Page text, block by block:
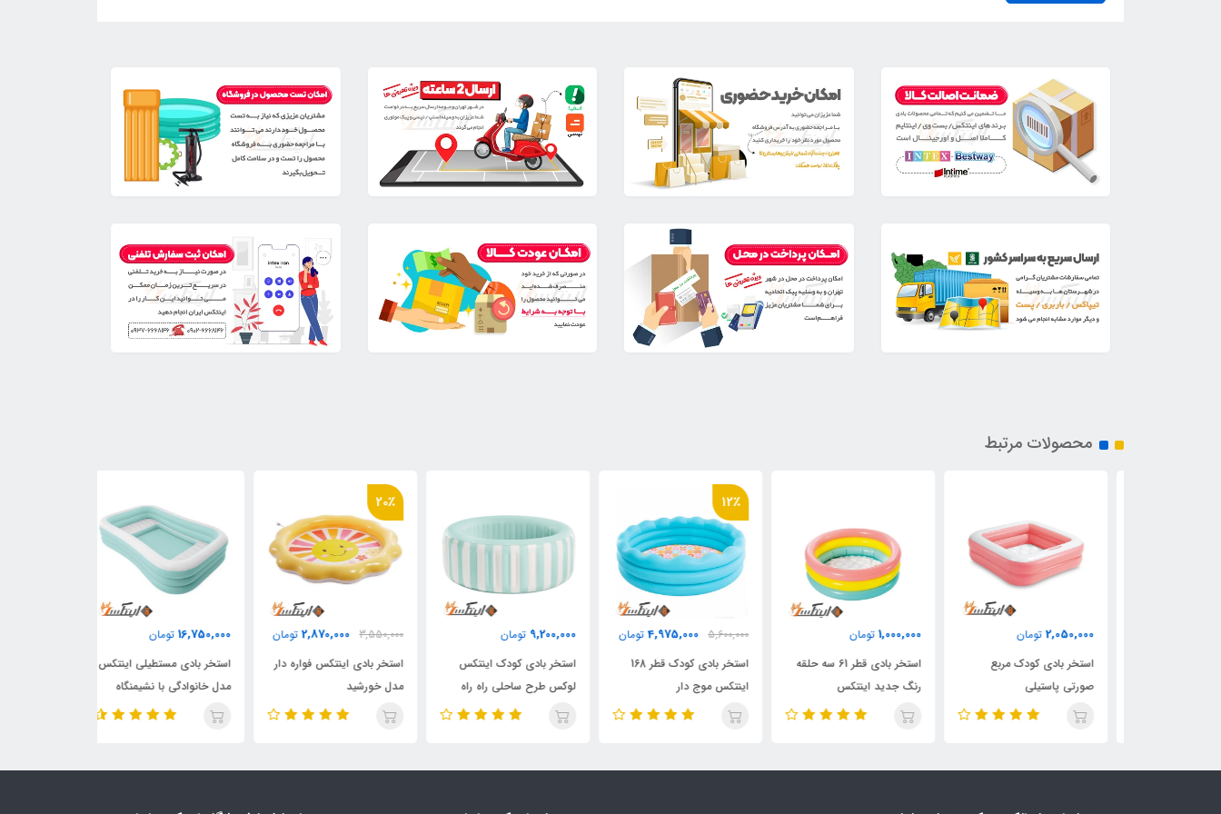
محصولات مرتبط
2,050,000 تومان
استخر بادی کودک مربع
صورتی پاستیلی
1,000,000 تومان
استخر بادی قطر 61 سه حلقه
رنگ جدید اینتکس
12٪
5,600,000
4,975,000 تومان
استخر بادی کودک قطر 168
اینتکس موج دار
9,200,000 تومان
استخر بادی کودک اینتکس
لوکس طرح ساحلی راه راه
20٪
3,550,000
2,870,000 تومان
استخر بادی اینتکس فواره دار
مدل خورشید
16,750,000 تومان
استخر بادی مستطیلی اینتکس
مدل خانوادگی با نشیمنگاه